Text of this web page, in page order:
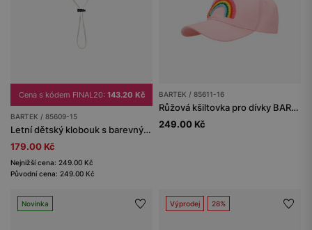
Cena s kódem FINAL20: 143.20 Kč
BARTEK / 85609-15
Letní dětský klobouk s barevnými rybičkami BARTEK 85609-15
179.00 Kč
Nejnižší cena: 249.00 Kč
Původní cena: 249.00 Kč
BARTEK / 85611-16
Růžová kšiltovka pro dívky BARTEK 85611-16
249.00 Kč
Novinka Výprodej 28%